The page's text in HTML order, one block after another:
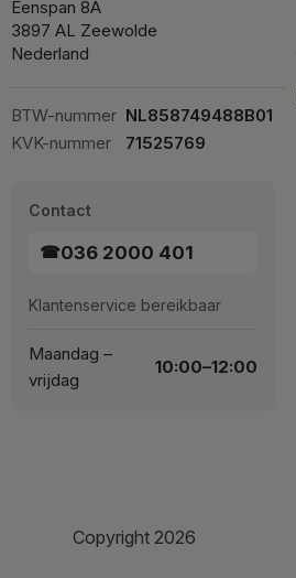
Eenspan 8A
3897 AL Zeewolde
Nederland
BTW-nummer NL858749488B01
KVK-nummer
71525769
Contact
☎036 2000 401
Klantenservice bereikbaar
Maandag –
vrijdag
10:00–12:00
Copyright 2026